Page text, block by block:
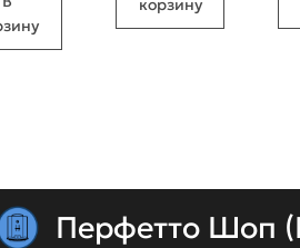
79 990 ₽.
69 990 ₽.корзину
Перфетто Шоп